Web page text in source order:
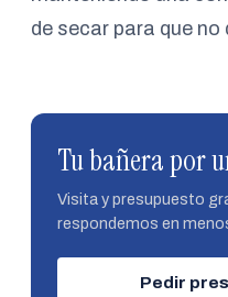
de secar para que
Tu bañera por
Visita y presupuesto
respondemos en
Pedir